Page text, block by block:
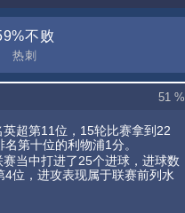
不败
热刺
51 %
超第11位，15轮比赛拿到22
第十位的利物浦1分。
当中打进了25个进球，进球数
4位，进攻表现属于联赛前列水